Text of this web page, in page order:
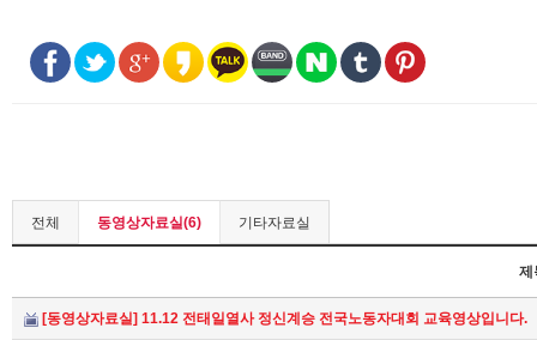
전체 동영상자료실(6) 기타자료실
제
[동영상자료실] 11.12 전태일열사 정신계승 전국노동자대회 교육영상입니다.